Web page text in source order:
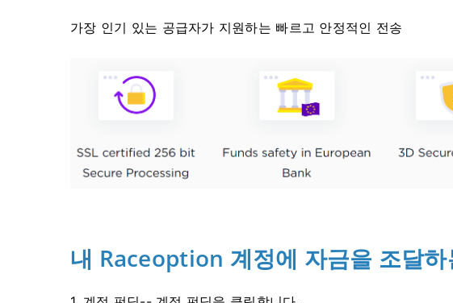
가장 인기 있는 공급자가 지원하는 빠르고 안정적인 전송
내 Raceoption 계정에 자금을 조달